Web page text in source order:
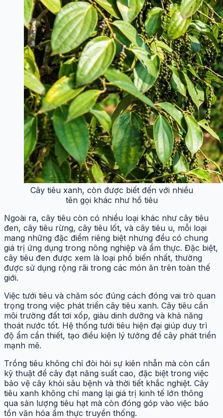
Cây tiêu xanh, còn được biết đến với nhiều
tên gọi khác như hồ tiêu
Ngoài ra, cây tiêu còn có nhiều loại khác như cây tiêu
đen, cây tiêu rừng, cây tiêu lốt, và cây tiêu u, mỗi loại
mang những đặc điểm riêng biệt nhưng đều có chung
giá trị ứng dụng trong nông nghiệp và ẩm thực. Đặc biệt,
cây tiêu đen được xem là loại phổ biến nhất, thường
được sử dụng rộng rãi trong các món ăn trên toàn thế
giới.
Việc tưới tiêu và chăm sóc đúng cách đóng vai trò quan
trọng trong việc phát triển cây tiêu xanh. Cây tiêu cần
môi trường đất tơi xốp, giàu dinh dưỡng và khả năng
thoát nước tốt. Hệ thống tưới tiêu hiện đại giúp duy trì
độ ẩm cần thiết, tạo điều kiện lý tưởng để cây phát triển
mạnh mẽ.
Trồng tiêu không chỉ đòi hỏi sự kiên nhẫn mà còn cần
kỹ thuật để cây đạt năng suất cao, đặc biệt trong việc
bảo vệ cây khỏi sâu bệnh và thời tiết khắc nghiệt. Cây
tiêu xanh không chỉ mang lại giá trị kinh tế lớn thông
qua sản lượng tiêu hạt mà còn đóng góp vào việc bảo
tồn văn hóa ẩm thực truyền thống.